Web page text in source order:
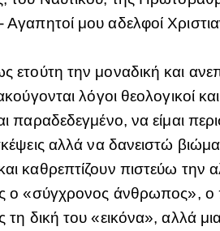
μου αδελφοί
ετούτη την μοναδική και
ακούγονται λόγοι θεολογικοί
παραδεδεγμένο, να είμαι
αλλά να δανειστώ
καθρεπτίζουν πιστεύω την
ο «σύγχρονος άνθρωπος», ο
τη δική του «εικόνα», αλλά